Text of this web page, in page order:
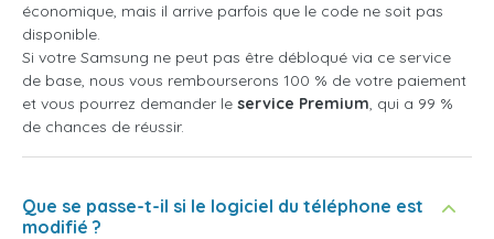
économique, mais il arrive parfois que le code ne soit pas
disponible.
Si votre Samsung ne peut pas être débloqué via ce service
de base, nous vous rembourserons 100 % de votre paiement
et vous pourrez demander le service Premium, qui a 99 %
de chances de réussir.
Que se passe-t-il si le logiciel du téléphone est
modifié ?